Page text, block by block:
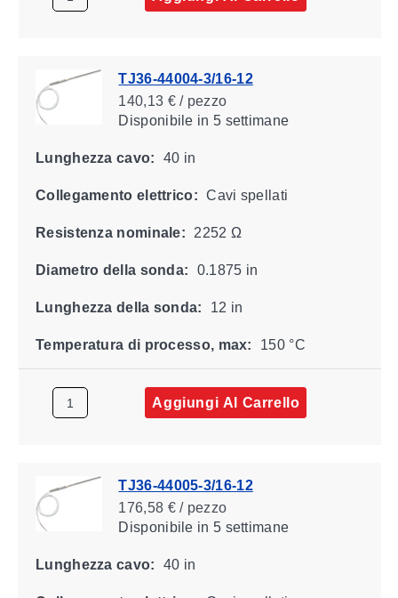
TJ36-44004-3/16-12
140,13 € / pezzo
Disponibile in 5 settimane
Lunghezza cavo: 40 in
Collegamento elettrico: Cavi spellati
Resistenza nominale: 2252 Ω
Diametro della sonda: 0.1875 in
Lunghezza della sonda: 12 in
Temperatura di processo, max: 150 °C
Aggiungi Al Carrello
TJ36-44005-3/16-12
176,58 € / pezzo
Disponibile in 5 settimane
Lunghezza cavo: 40 in